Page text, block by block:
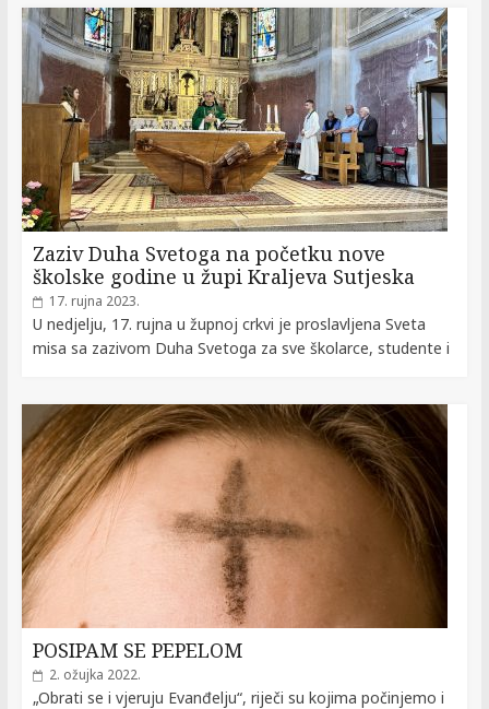
Zaziv Duha Svetoga na početku nove
školske godine u župi Kraljeva Sutjeska
17. rujna 2023.
U nedjelju, 17. rujna u župnoj crkvi je proslavljena Sveta
misa sa zazivom Duha Svetoga za sve školarce, studente i
POSIPAM SE PEPELOM
2. ožujka 2022.
„Obrati se i vjeruju Evanđelju“, riječi su kojima počinjemo i